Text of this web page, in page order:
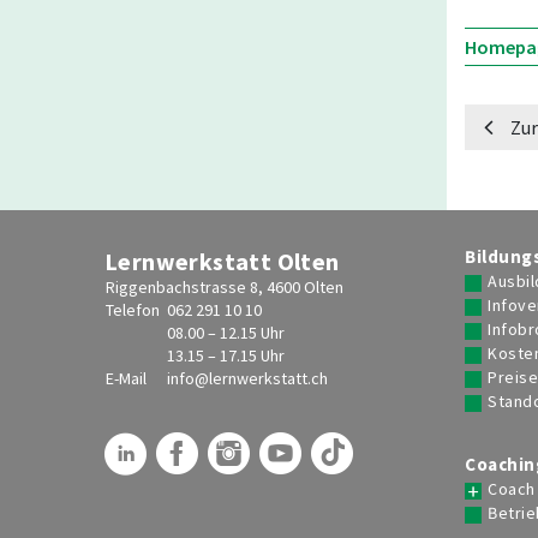
Lernwerkstatt Olten
Riggenbachstrasse 8, 4600 Olten
Telefon 062 291 10 10
08.00 – 12.15 Uhr
13.15 – 17.15 Uhr
E-Mail
info@lernwerkstatt.ch